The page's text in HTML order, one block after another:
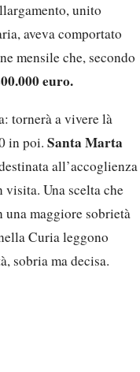
unito
aveva comportato
mensile che, secondo
euro.
tornerà a vivere là
in poi. Santa Marta
all’accoglienza
Una scelta che
maggiore sobrietà
Curia leggono
sobria ma decisa.